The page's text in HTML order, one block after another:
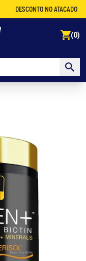
DESCONTO NO ATACADO
(0)